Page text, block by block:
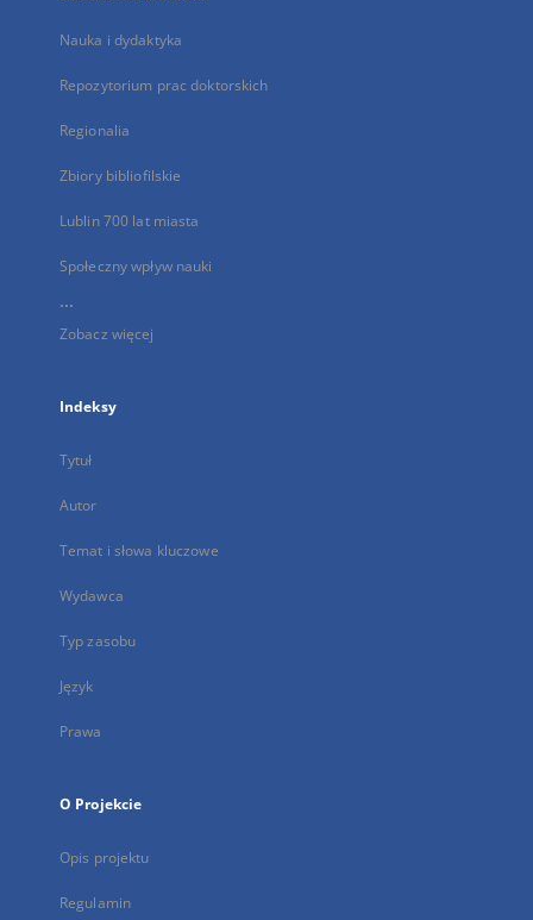
Nauka i dydaktyka
Repozytorium prac doktorskich
Regionalia
Zbiory bibliofilskie
Lublin 700 lat miasta
Społeczny wpływ nauki
...
Zobacz więcej
Indeksy
Tytuł
Autor
Temat i słowa kluczowe
Wydawca
Typ zasobu
Język
Prawa
O Projekcie
Opis projektu
Regulamin